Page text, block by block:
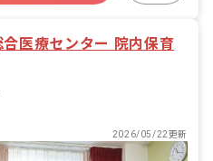
医療センター 院内保育
2026/05/22更新